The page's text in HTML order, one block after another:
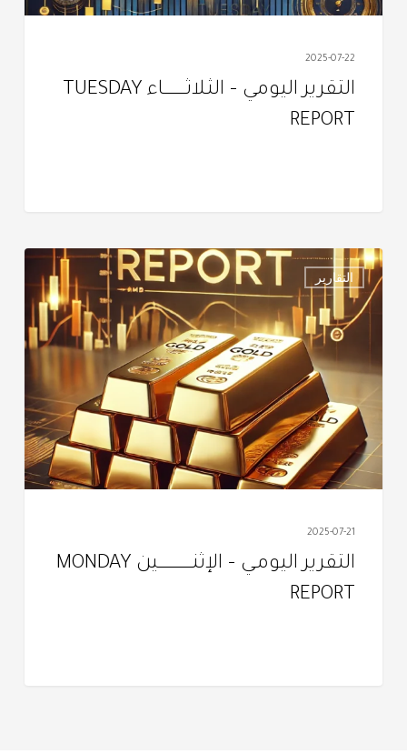
2025-07-22
التقرير اليومي – الثـلاثــــــــــــاء TUESDAY
REPORT
التقارير
التقرير
اليومـي
الإثنـــــــــــــــــــين
MONDAY
REPORT
2025-07-21
التقرير اليومـي – الإثنـــــــــــــــــــين MONDAY
REPORT